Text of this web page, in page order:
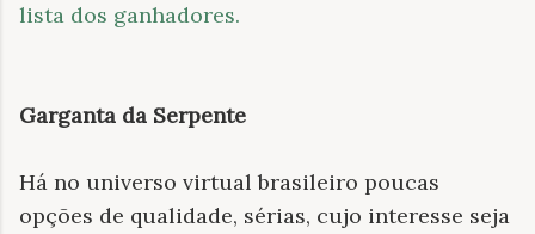
lista dos ganhadores.
Garganta da Serpente
Há no universo virtual brasileiro poucas
opções de qualidade, sérias, cujo interesse seja